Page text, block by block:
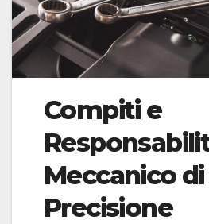
Compiti e
Meccanico di
Precisione